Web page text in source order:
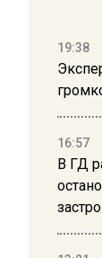
19:38
16:57
В ГД